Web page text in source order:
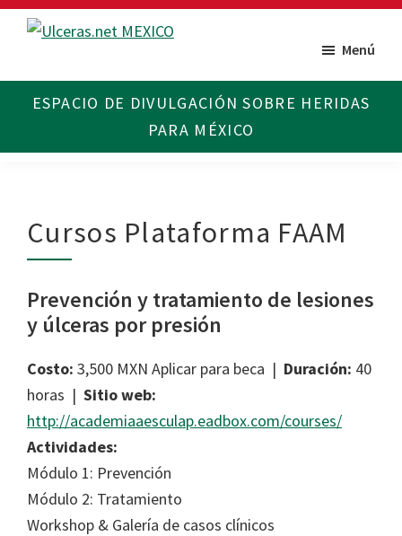
Saltar
Saltar
divulgativo
sobre
Menú
Cursos Plataforma FAAM
Prevención y tratamiento de lesiones
y úlceras por presión
Costo: 3,500 MXN Aplicar para beca | Duración: 40
horas | Sitio web:
http://academiaaesculap.eadbox.com/courses/
Actividades:
Módulo 1: Prevención
Módulo 2: Tratamiento
Workshop & Galería de casos clínicos